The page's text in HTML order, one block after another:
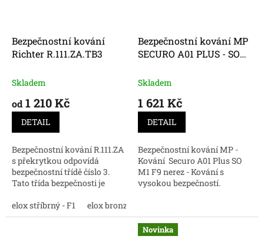
Bezpečnostní kování
Richter R.111.ZA.TB3
Skladem
od 1 210 Kč
DETAIL
Bezpečnostní kování R.111.ZA
s překrytkou odpovídá
bezpečnostní třídě číslo 3.
Tato třída bezpečnosti je
dalším mechanickým
otevřením dveří.
elox stříbrný - F1 elox bronz - F4
Bezpečnostní kování MP
SECURO A01 PLUS - SO
Skladem
1 621 Kč
DETAIL
Bezpečnostní kování MP -
Kování Securo A01 Plus SO
M1 F9 nerez - Kování s
vysokou bezpečností.
Novinka